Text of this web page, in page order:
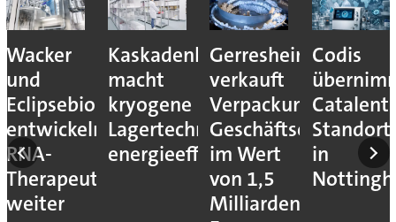
Wacker
und
Eclipsebio
entwickeln
RNA-
Therapeutika
weiter
Kaskadenkonzept
macht
kryogene
Lagertechnik
energieeffizienter
Gerresheimer
verkauft
Verpackungs-
Geschäftseinheiten
im Wert
von 1,5
Milliarden
Codis
Catalent-
Standort
in